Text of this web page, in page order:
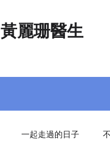
黃麗珊醫生
一起走過的日子